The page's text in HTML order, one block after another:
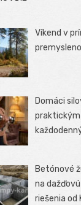
Víkend v
Domáci
Betónové
na
riešenia od